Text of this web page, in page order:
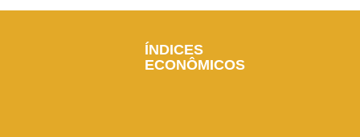
ÍNDICES
ECONÔMICOS